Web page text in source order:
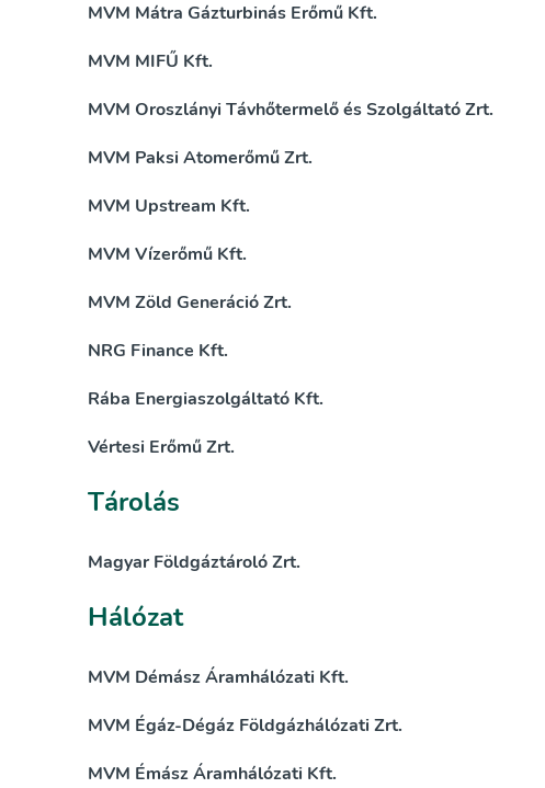
MVM Mátra Gázturbinás Erőmű Kft.
MVM MIFŰ Kft.
MVM Oroszlányi Távhőtermelő és Szolgáltató Zrt.
MVM Paksi Atomerőmű Zrt.
MVM Upstream Kft.
MVM Vízerőmű Kft.
MVM Zöld Generáció Zrt.
NRG Finance Kft.
Rába Energiaszolgáltató Kft.
Vértesi Erőmű Zrt.
Tárolás
Magyar Földgáztároló Zrt.
Hálózat
MVM Démász Áramhálózati Kft.
MVM Égáz-Dégáz Földgázhálózati Zrt.
MVM Émász Áramhálózati Kft.